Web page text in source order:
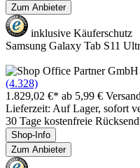
Zum Anbieter
inklusive Käuferschutz
Samsung Galaxy Tab S11
(4.328)
1.829,02 €* ab 5,99 € Versand
Lieferzeit: Auf Lager, sofort
30 Tage kostenfreie
Shop-Info
Zum Anbieter